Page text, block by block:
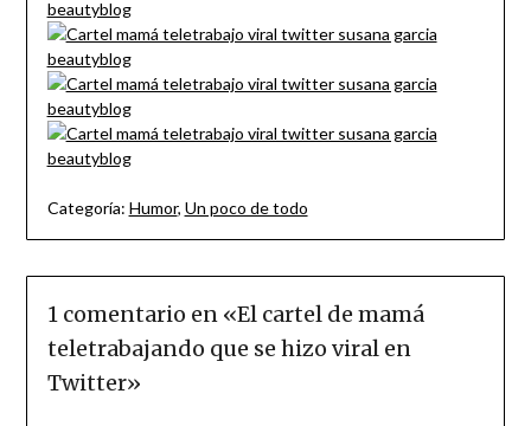
Categoría: Humor, Un poco de todo
1 comentario en «El cartel de mamá
teletrabajando que se hizo viral en
Twitter»